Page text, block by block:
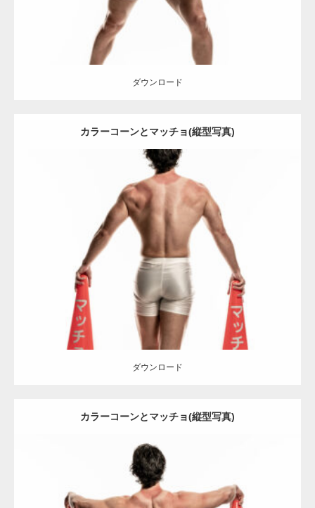
ダウンロード
カラーコーンとマッチョ(縦型写真)
Update: 2022.01.30
カラーコーンとマッチョ その他 SOSUKE
ダウンロード
ダウンロード
カラーコーンとマッチョ(縦型写真)
Update:2022.01.30